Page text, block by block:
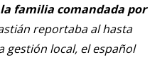
familia comandada por
reportaba al hasta
gestión local, el español